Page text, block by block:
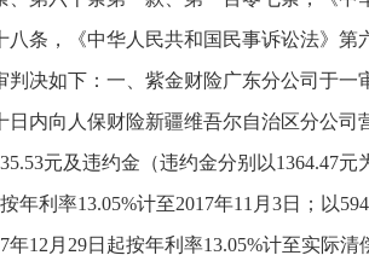
八条，《中华人民共和国民事诉讼法》第
判决如下：一、紫金财险广东分公司于一
日内向人保财险新疆维吾尔自治区分公司
元及违约金（违约金分别以1364.47元
年利率13.05%计至2017年11月3日；以
年12月29日起按年利率13.05%计至实际清